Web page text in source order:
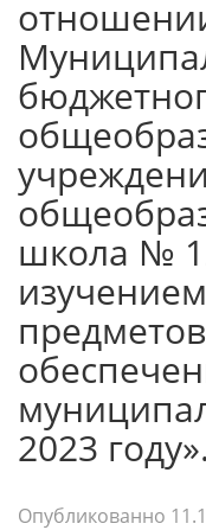
школа №
2023 году».
Опубликованно